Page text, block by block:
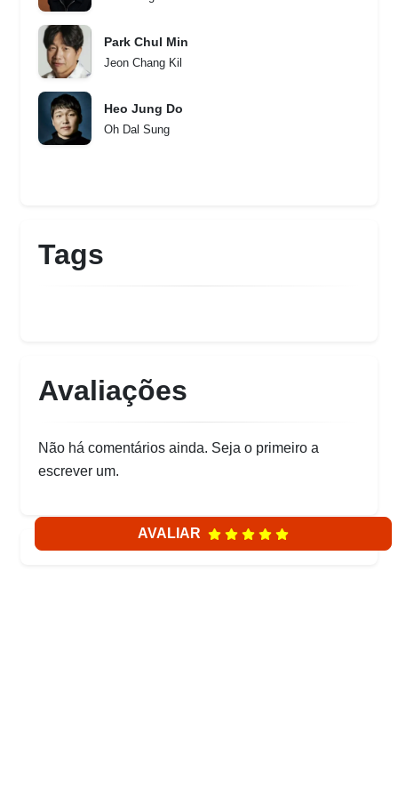
Park Chul Min
Jeon Chang Kil
Heo Jung Do
Oh Dal Sung
Tags
Avaliações
Não há comentários ainda. Seja o primeiro a
escrever um.
AVALIAR